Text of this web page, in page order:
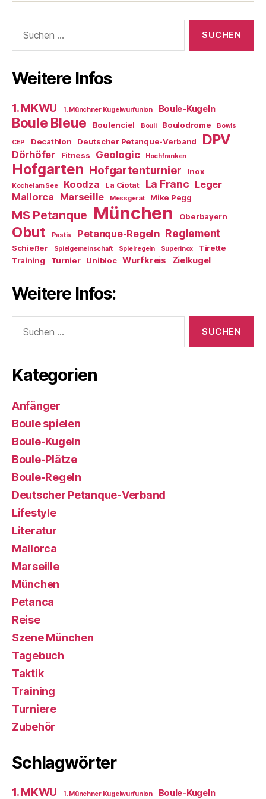
nach:
Weitere Infos
1. MKWU 1. Münchner Kugelwurfunion Boule-Kugeln
Boule Bleue Boulenciel Bouli Boulodrome Bowls
CEP Decathlon Deutscher Petanque-Verband DPV
Dörhöfer Fitness Geologic Hochfranken
Hofgarten Hofgartenturnier Inox
Kochel am See Koodza La Ciotat La Franc Leger
Mallorca Marseille Messgerät Mike Pegg
MS Petanque München Oberbayern
Obut Pastis Petanque-Regeln Reglement
Schießer Spielgemeinschaft Spielregeln Superinox
Tirette
Training
Turnier Unibloc Wurfkreis Zielkugel
Weitere Infos:
nach:
Kategorien
Anfänger
Boule spielen
Boule-Kugeln
Boule-Plätze
Boule-Regeln
Deutscher Petanque-Verband
Lifestyle
Literatur
Mallorca
Marseille
München
Petanca
Reise
Szene München
Tagebuch
Taktik
Training
Turniere
Zubehör
Schlagwörter
1. MKWU 1. Münchner Kugelwurfunion Boule-Kugeln